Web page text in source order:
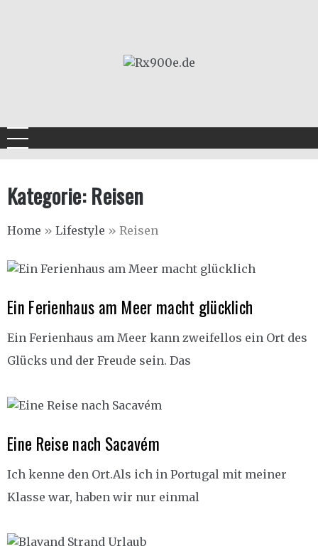
Kategorie:Reisen
Home » Lifestyle » Reisen
Ein Ferienhaus am Meer macht glücklich
Ein Ferienhaus am Meer kann zweifellos ein Ort des
Glücks und der Freude sein. Das
Eine Reise nach Sacavém
Ich kenne den Ort.Als ich in Portugal mit meiner
Klasse war, haben wir nur einmal